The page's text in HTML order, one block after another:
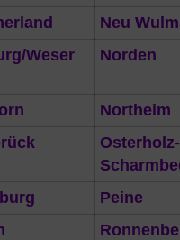
Neu
Weser Norden
Northeim
Osterholz-
Peine